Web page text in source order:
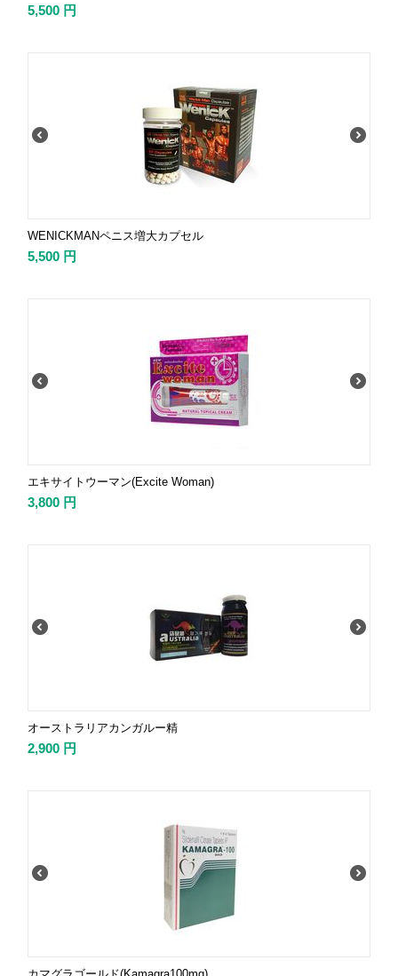
5,500 円
WENICKMANペニス増大カプセル
5,500 円
エキサイトウーマン(Excite Woman)
3,800 円
オーストラリアカンガルー精
2,900 円